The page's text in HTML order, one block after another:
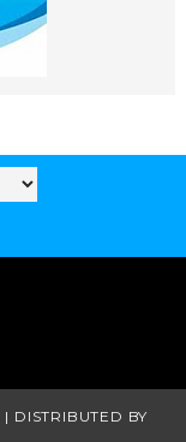
| DISTRIBUTED BY